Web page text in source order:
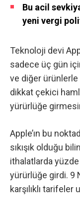
Bu acil
yeni vergi
Teknoloji devi
sadece üç gün
ve diğer ürünlerle
dikkat çekici
yürürlüğe
Apple’ın bu
sıkışık olduğu
ithalatlarda yüzde
yürürlüğe girdi. 9
karşılıklı